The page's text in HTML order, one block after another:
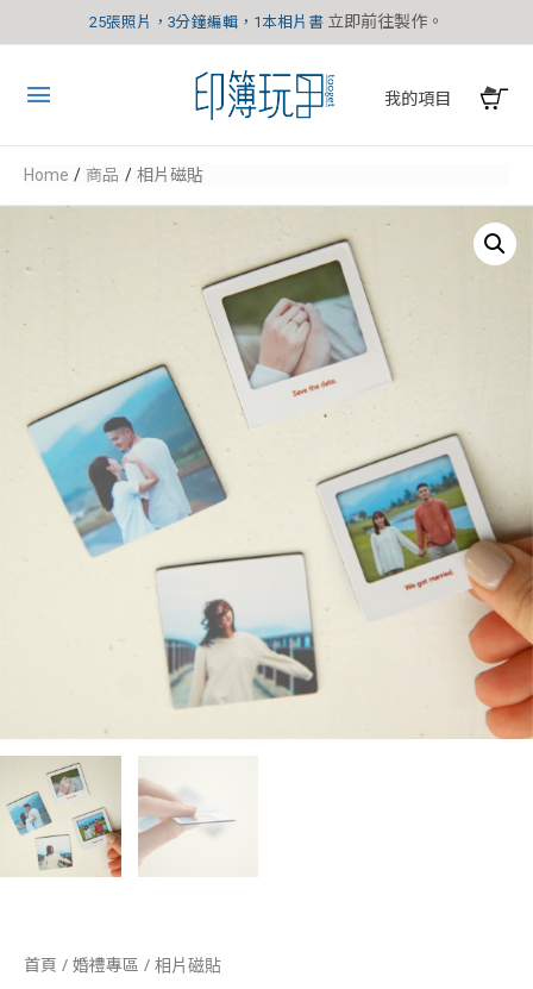
25張照片，3分鐘編輯，1本相片書 立即前往製作。
我的項目
Home 商品 相片磁貼
首頁 / 婚禮專區 / 相片磁貼